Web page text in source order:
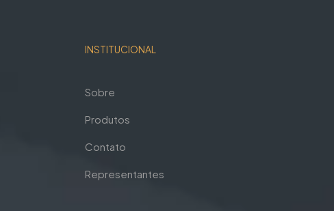
INSTITUCIONAL
Sobre
Produtos
Contato
Representantes